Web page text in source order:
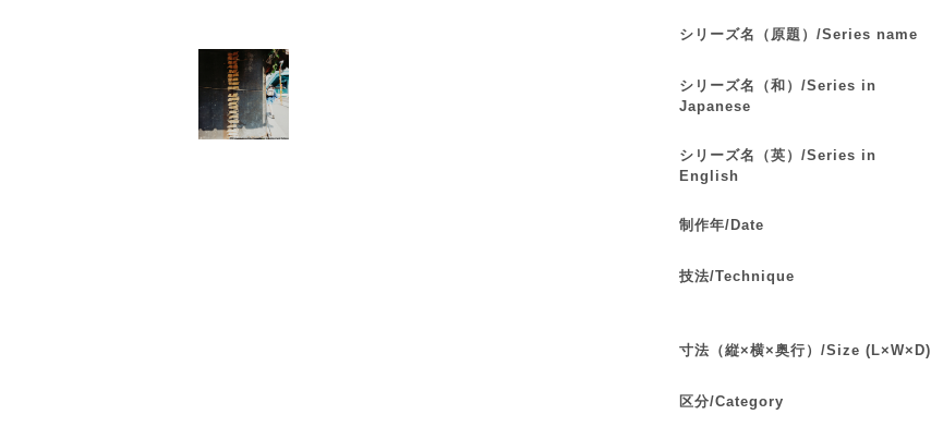
シリーズ名（原題）/Series name
シリーズ名（和）/Series in
Japanese
シリーズ名（英）/Series in
English
制作年/Date
技法/Technique
寸法（縦×横×奥行）/Size (L×W×D)
区分/Category